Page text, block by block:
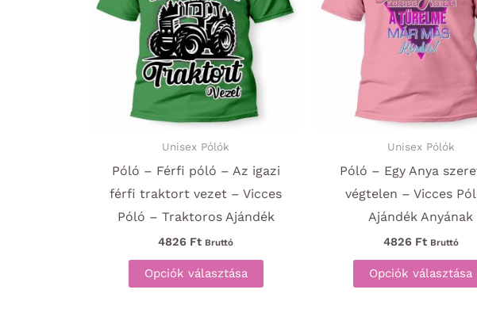
Unisex Pólók
Póló – Férfi póló – Az igazi
férfi traktort vezet – Vicces
Póló – Traktoros Ajándék
4826 Ft Bruttó
Opciók választása
Ennek
a
Unisex Pólók
Póló – Egy Anya
végtelen – Vicces
Ajándék Anyának
4826 Ft Bruttó
Opciók választása